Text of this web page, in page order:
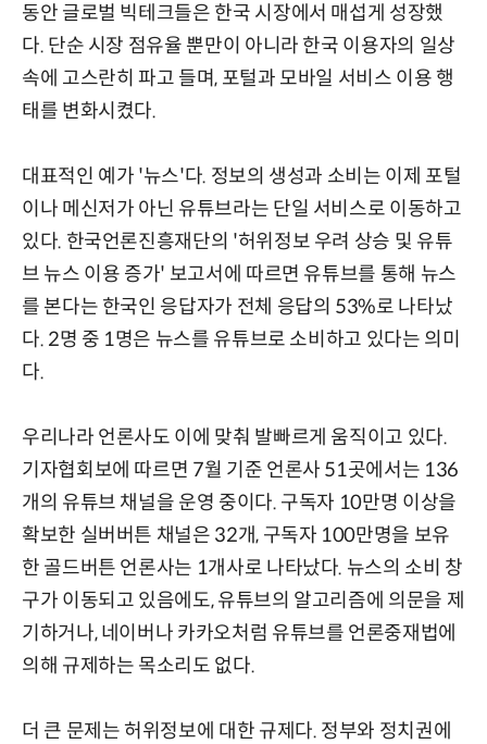
동안 글로벌 빅테크들은 한국 시장에서 매섭게 성장했
다. 단순 시장 점유율 뿐만이 아니라 한국 이용자의 일상
속에 고스란히 파고 들며, 포털과 모바일 서비스 이용 행
태를 변화시켰다.
대표적인 예가 '뉴스'다. 정보의 생성과 소비는 이제 포털
이나 메신저가 아닌 유튜브라는 단일 서비스로 이동하고
있다. 한국언론진흥재단의 '허위정보 우려 상승 및 유튜
브 뉴스 이용 증가' 보고서에 따르면 유튜브를 통해 뉴스
를 본다는 한국인 응답자가 전체 응답의 53%로 나타났
다. 2명 중 1명은 뉴스를 유튜브로 소비하고 있다는 의미
다.
우리나라 언론사도 이에 맞춰 발빠르게 움직이고 있다.
기자협회보에 따르면 7월 기준 언론사 51곳에서는 136
개의 유튜브 채널을 운영 중이다. 구독자 10만명 이상을
확보한 실버버튼 채널은 32개, 구독자 100만명을 보유
한 골드버튼 언론사는 1개사로 나타났다. 뉴스의 소비 창
구가 이동되고 있음에도, 유튜브의 알고리즘에 의문을 제
기하거나, 네이버나 카카오처럼 유튜브를 언론중재법에
의해 규제하는 목소리도 없다.
더 큰 문제는 허위정보에 대한 규제다. 정부와 정치권에